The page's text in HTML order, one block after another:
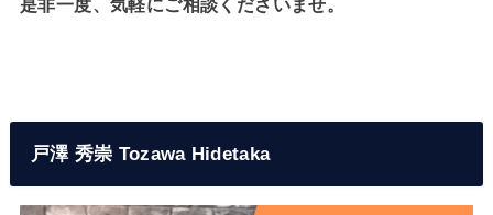
是非一度、気軽にご相談くださいませ。
戸澤 秀崇 Tozawa Hidetaka